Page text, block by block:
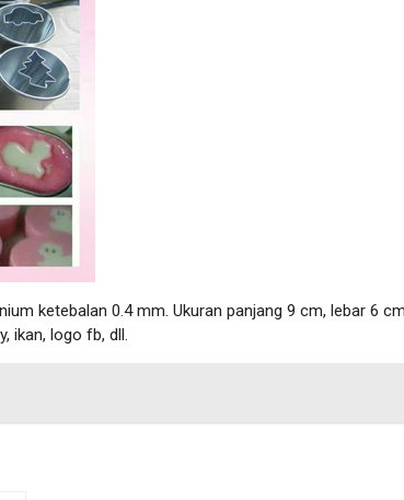
ketebalan 0.4 mm. Ukuran panjang 9 cm, lebar 6
ikan, logo fb, dll.